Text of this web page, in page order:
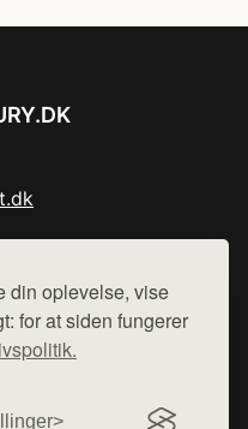
din oplevelse, vise
for at siden fungerer
vi henviser til de shops,